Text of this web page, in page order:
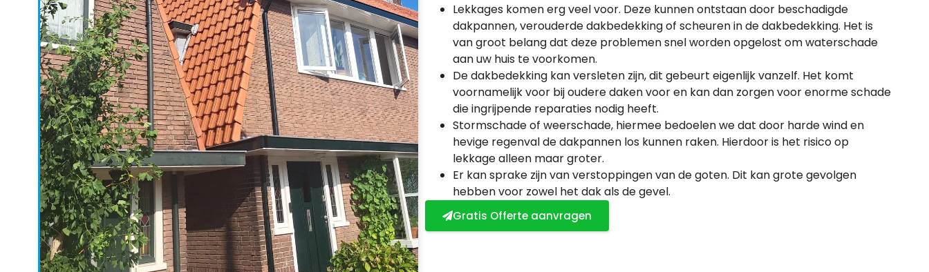
Lekkages komen erg veel voor. Deze kunnen ontstaan door beschadigde
dakpannen, verouderde dakbedekking of scheuren in de dakbedekking. Het is
van groot belang dat deze problemen snel worden opgelost om waterschade
aan uw huis te voorkomen.
De dakbedekking kan versleten zijn, dit gebeurt eigenlijk vanzelf. Het komt
voornamelijk voor bij oudere daken voor en kan dan zorgen voor enorme schade
die ingrijpende reparaties nodig heeft.
Stormschade of weerschade, hiermee bedoelen we dat door harde wind en
hevige regenval de dakpannen los kunnen raken. Hierdoor is het risico op
lekkage alleen maar groter.
Er kan sprake zijn van verstoppingen van de goten. Dit kan grote gevolgen
hebben voor zowel het dak als de gevel.
Gratis Offerte aanvragen